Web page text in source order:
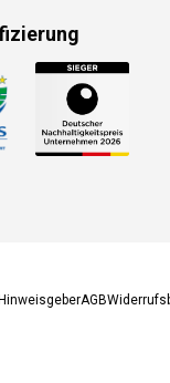
HinweisgeberAGB